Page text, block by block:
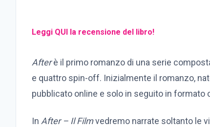
Leggi QUI la recensione del libro!
Afterè il primo romanzo di una serie
e quattro spin-off. Inizialmente il romanzo,
pubblicato online e solo in seguito in formato
In After – Il Filmvedremo narrate soltanto le